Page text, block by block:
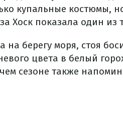
купальные костюмы,
Хоск показала один из
берегу моря, стоя
цвета в белый
сезоне также